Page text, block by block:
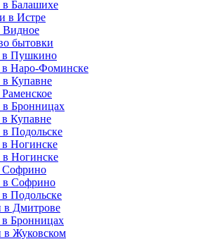
в Балашихе
в Истре
Видное
бытовки
в Пушкино
в Наро-Фоминске
Купавне
в Бронницах
в Купавне
Подольске
в Ногинске
в Ногинске
Софрино
в Софрино
Подольске
в Дмитрове
в Бронницах
в Жуковском